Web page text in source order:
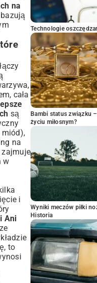
na
cała
są
miód),
na
w
i
Ani
, to
Technologie
Bambi status związku
życiu miłosnym?
Wyniki meczów piłki
Historia